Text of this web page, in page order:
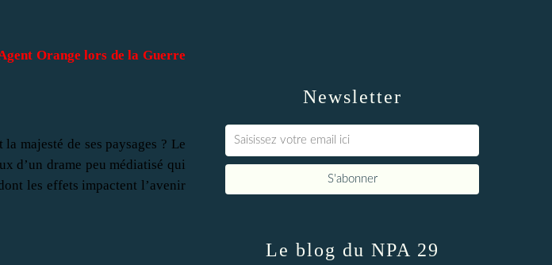
Orange lors de la Guerre
majesté de ses paysages ? Le
d’un drame peu médiatisé qui
les effets impactent l’avenir
Newsletter
Le blog du NPA 29